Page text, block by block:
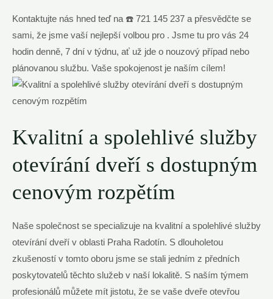
Kontaktujte nás hned teď na ☎️ 721 145 237 a přesvědčte se
sami, že jsme vaší nejlepší volbou pro . Jsme tu pro vás 24
hodin denně, 7 dní v týdnu, ať už jde o nouzový případ nebo
plánovanou službu. Vaše spokojenost je naším cílem!
Kvalitní a spolehlivé služby
otevírání dveří s dostupným
cenovým rozpětím
Naše společnost se specializuje na kvalitní a spolehlivé služby
otevírání dveří v oblasti Praha Radotín. S dlouholetou
zkušeností v tomto oboru jsme se stali jedním z předních
poskytovatelů těchto služeb v naší lokalitě. S naším týmem
profesionálů můžete mít jistotu, že se vaše dveře otevřou